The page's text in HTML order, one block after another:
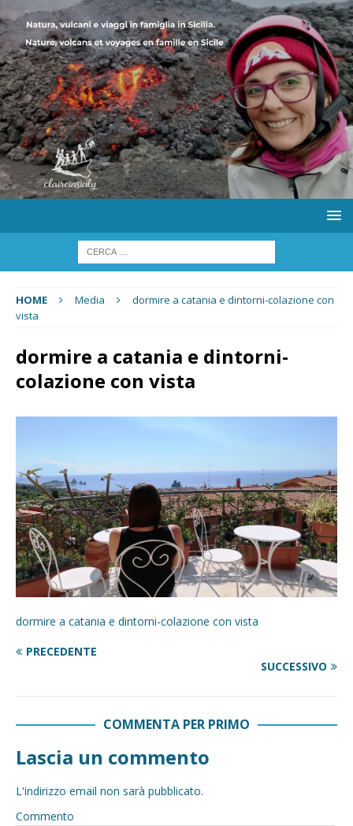
HOME Media
dormire a catania e dintorni-colazione con
vista
dormire a catania e dintorni-
colazione con vista
dormire a catania e dintorni-colazione con vista
PRECEDENTE
SUCCESSIVO
COMMENTA PER PRIMO
Lascia un commento
L'indirizzo email non sarà pubblicato.
Commento